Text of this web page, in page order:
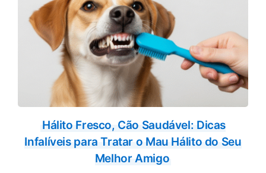
Hálito Fresco, Cão Saudável: Dicas
Infalíveis para Tratar o Mau Hálito do Seu
Melhor Amigo